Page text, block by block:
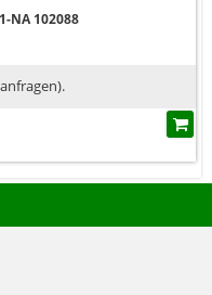
NA 102088